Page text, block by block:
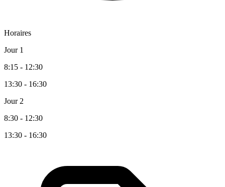
Horaires
Jour 1
8:15 - 12:30
13:30 - 16:30
Jour 2
8:30 - 12:30
13:30 - 16:30